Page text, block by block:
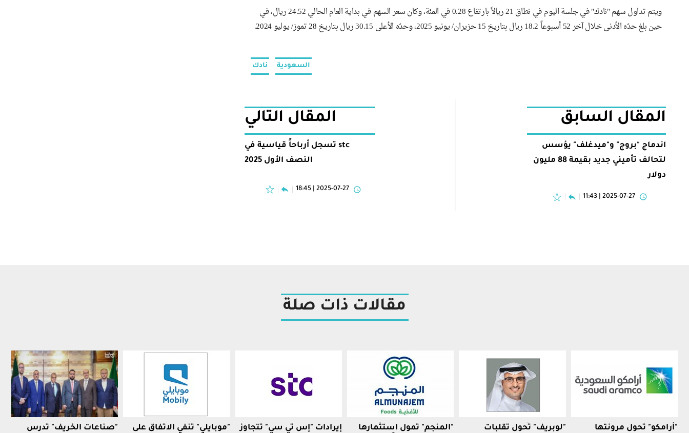
ويتم تداول سهم "نادك" في جلسة اليوم في نطاق 21 ريالاً بارتفاع 0.28 في المئة، وكان سعر السهم في بداية العام الحالي 24.52 ريال، في
حين بلغ حدّه الأدنى خلال آخر 52 أسبوعاً 18.2 ريال بتاريخ 15 حزيران/ يونيو 2025، وحدّه الأعلى 30.15 ريال بتاريخ 28 تموز/ يوليو 2024.
السعودية نادك
المقال السابق
اندماج "بروج" و"ميدغلف" يؤسس
لتحالف تأميني جديد بقيمة 88 مليون
دولار
2025-07-27 | 11:43
المقال التالي
stc تسجل أرباحاً قياسية في
النصف الأول 2025
2025-07-27 | 18:45
مقالات ذات صلة
"أرامكو" تحول مرونتها
"لوبريف" تُحول تقلبات
"المنجم" تمول استثمارها
إيرادات "إس تي سي" تتجاوز
"موبايلي" تنفي الاتفاق على
"صناعات الخريف" تدرس